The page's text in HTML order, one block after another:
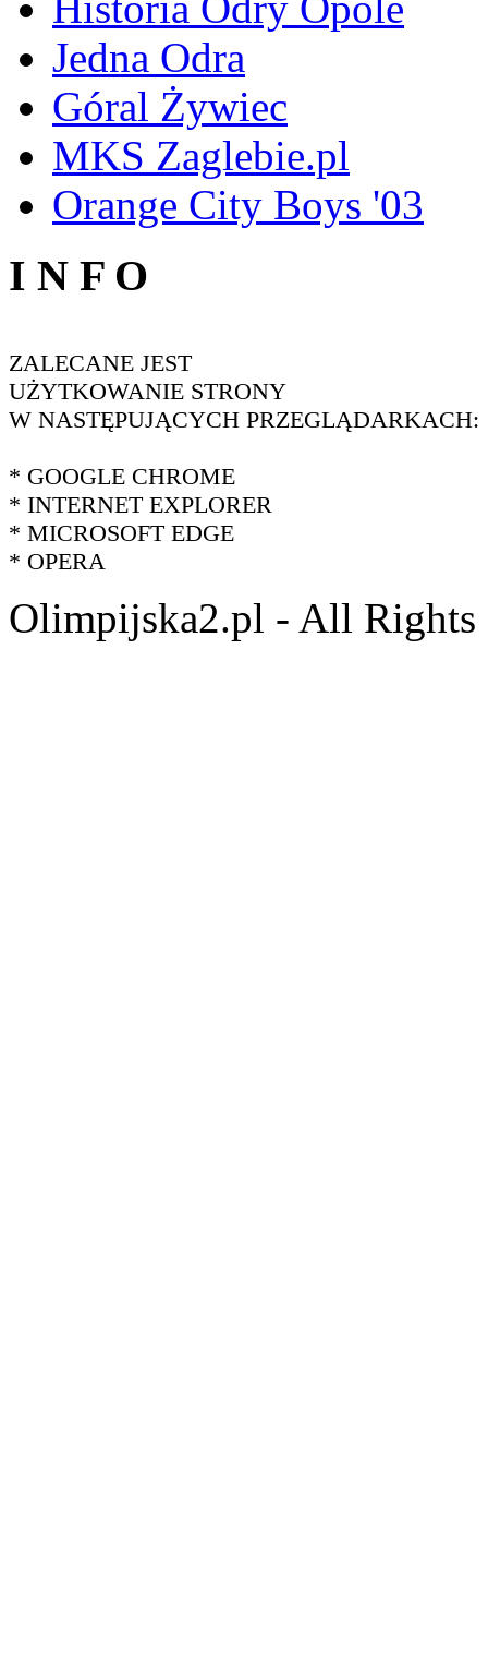
Jedna Odra
Góral Żywiec
MKS Zaglebie.pl
Orange City Boys '03
I N F O
ZALECANE JEST
UŻYTKOWANIE STRONY
W NASTĘPUJĄCYCH PRZEGLĄDARKACH:
* GOOGLE CHROME
* INTERNET EXPLORER
* MICROSOFT EDGE
* OPERA
Olimpijska2.pl - All Rights